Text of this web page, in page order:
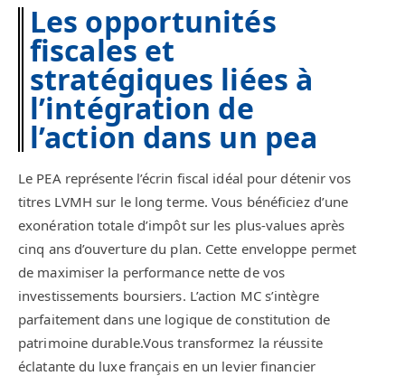
Les opportunités
fiscales et
stratégiques liées à
l’intégration de
l’action dans un pea
Le PEA représente l’écrin fiscal idéal pour détenir vos
titres LVMH sur le long terme. Vous bénéficiez d’une
exonération totale d’impôt sur les plus-values après
cinq ans d’ouverture du plan. Cette enveloppe permet
de maximiser la performance nette de vos
investissements boursiers. L’action MC s’intègre
parfaitement dans une logique de constitution de
patrimoine durable.Vous transformez la réussite
éclatante du luxe français en un levier financier